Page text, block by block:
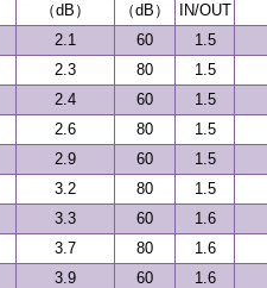
（dB） （dB）
IN/OUT
2.1 60
1.5
2.3 80
1.5
2.4 60
1.5
2.6 80
1.5
2.9 60
1.5
3.2 80
1.5
3.3 60
1.6
3.7 80
1.6
3.9 60
1.6